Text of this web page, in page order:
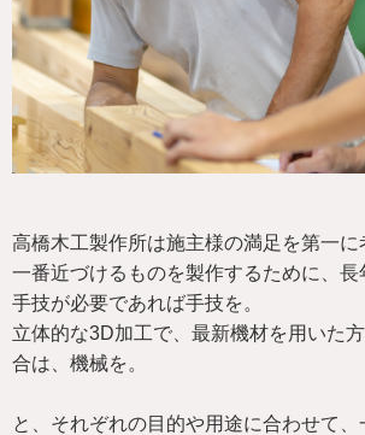
高橋木工製作所は施主様の満足を第一に
一番近づけるものを製作するために、長
手技が必要であれば手技を。
立体的な3D加工で、最新機材を用いた
合は、機械を。
と、それぞれの目的や用途に合わせて